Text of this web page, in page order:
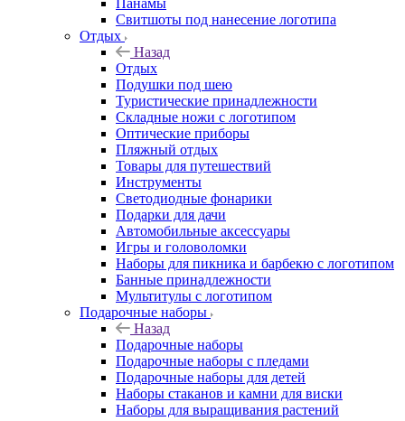
Панамы
Свитшоты под нанесение логотипа
Отдых
Назад
Отдых
Подушки под шею
Туристические принадлежности
Складные ножи с логотипом
Оптические приборы
Пляжный отдых
Товары для путешествий
Инструменты
Светодиодные фонарики
Подарки для дачи
Автомобильные аксессуары
Игры и головоломки
Наборы для пикника и барбекю с логотипом
Банные принадлежности
Мультитулы с логотипом
Подарочные наборы
Назад
Подарочные наборы
Подарочные наборы с пледами
Подарочные наборы для детей
Наборы стаканов и камни для виски
Наборы для выращивания растений